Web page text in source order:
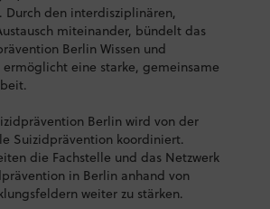
den interdisziplinären,
miteinander, bündelt das
Berlin Wissen und
eine starke, gemeinsame
Berlin wird von der
Suizidprävention koordiniert.
die Fachstelle und das Netzwerk
in Berlin anhand von
weiter zu stärken.